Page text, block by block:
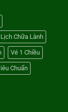
Chữa Lành
Vé 1 Chiều
Chuẩn